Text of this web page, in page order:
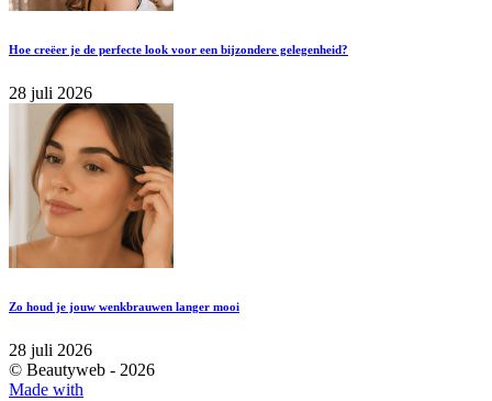
Hoe creëer je de perfecte look voor een bijzondere gelegenheid?
28 juli 2026
Zo houd je jouw wenkbrauwen langer mooi
28 juli 2026
© Beautyweb - 2026
Made with